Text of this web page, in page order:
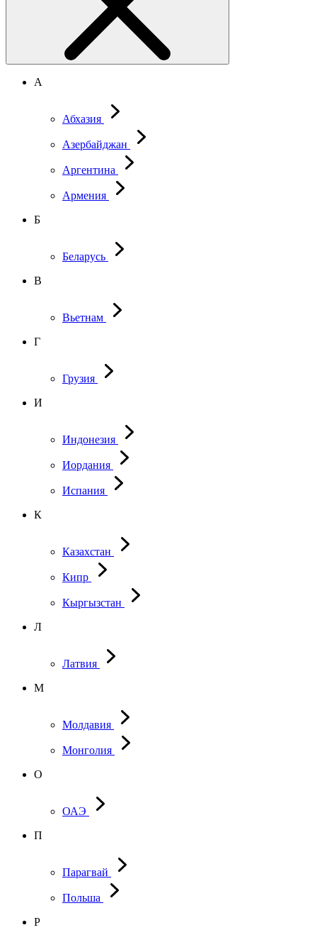
А
Абхазия
Азербайджан
Аргентина
Армения
Б
Беларусь
В
Вьетнам
Г
Грузия
И
Индонезия
Иордания
Испания
К
Казахстан
Кипр
Кыргызстан
Л
Латвия
М
Молдавия
Монголия
О
ОАЭ
П
Парагвай
Польша
Р